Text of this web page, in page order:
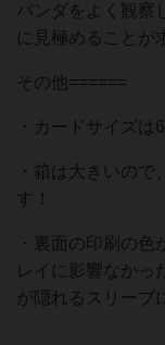
パンダをよく観察
に見極めることが
その他======
・カードサイズ
・箱は大きいので
す！
・裏面の印刷の
レイに影響なか
が隠れるスリーブ